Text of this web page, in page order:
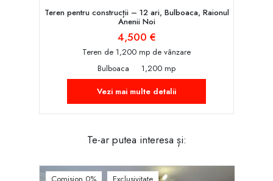
Teren pentru construcții – 12 ari, Bulboaca, Raionul
Anenii Noi
4,500 €
Teren de 1,200 mp de vânzare
Bulboaca
1,200 mp
Vezi mai multe detalii
Te-ar putea interesa și: